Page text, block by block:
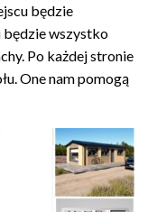
zł249.00
do
zł499.00
będzie
będzie wszystko
Po każdej stronie
One nam pomogą